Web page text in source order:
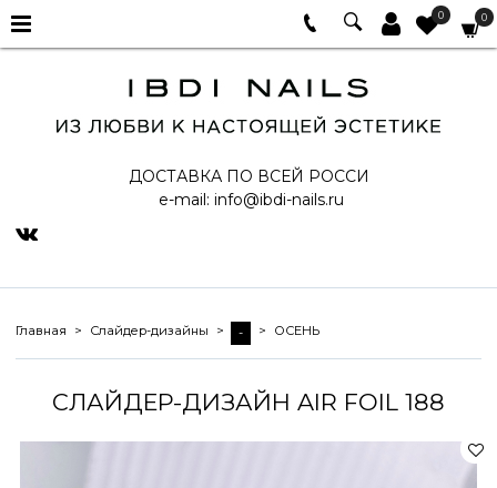
0 0
ДОСТАВКА ПО ВСЕЙ РОССИ
e-mail: info@ibdi-nails.ru
Главная Слайдер-дизайны - ОСЕНЬ
СЛАЙДЕР-ДИЗАЙН AIR FOIL 188